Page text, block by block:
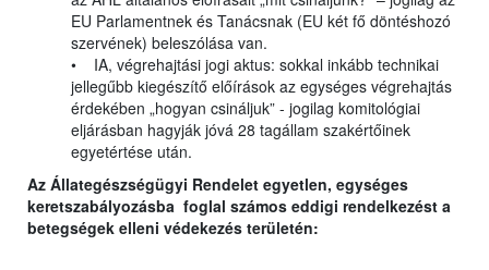
EU Parlamentnek és Tanácsnak (EU két fő döntéshozó
szervének) beleszólása van.
• IA, végrehajtási jogi aktus: sokkal inkább technikai
jellegűbb kiegészítő előírások az egységes végrehajtás
érdekében „hogyan csináljuk” - jogilag komitológiai
eljárásban hagyják jóvá 28 tagállam szakértőinek
egyetértése után.
Az Állategészségügyi Rendelet egyetlen, egységes
keretszabályozásba foglal számos eddigi rendelkezést a
betegségek elleni védekezés területén: